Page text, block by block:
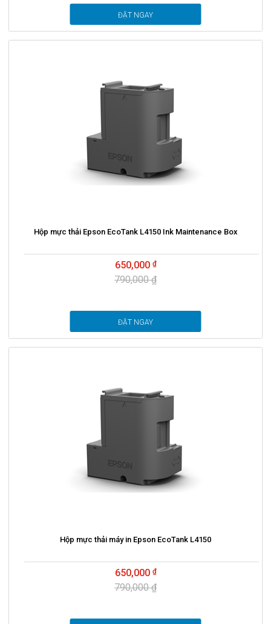
ĐẶT NGAY
Hộp mực thải Epson EcoTank L4150 Ink Maintenance Box
650,000
790,000 ₫
ĐẶT NGAY
Hộp mực thải máy in Epson EcoTank L4150
650,000
790,000 ₫